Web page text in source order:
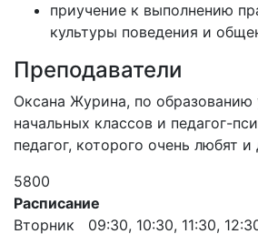
приучение к выполнению
культуры поведения и
Преподаватели
Оксана Журина, по образованию
начальных классов и педагог-
педагог, которого очень любят
5800
Расписание
Вторник 09:30, 10:30, 11:30,